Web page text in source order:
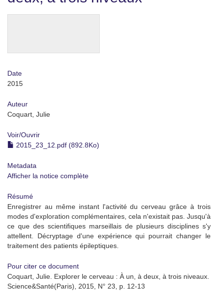
Date
2015
Auteur
Coquart, Julie
Voir/Ouvrir
2015_23_12.pdf (892.8Ko)
Metadata
Afficher la notice complète
Résumé
Enregistrer au même instant l'activité du cerveau grâce à trois
modes d'exploration complémentaires, cela n'existait pas. Jusqu'à
ce que des scientifiques marseillais de plusieurs disciplines s'y
attellent. Décryptage d'une expérience qui pourrait changer le
traitement des patients épileptiques.
Pour citer ce document
Coquart, Julie. Explorer le cerveau : À un, à deux, à trois niveaux.
Science&Santé(Paris), 2015, N° 23, p. 12-13